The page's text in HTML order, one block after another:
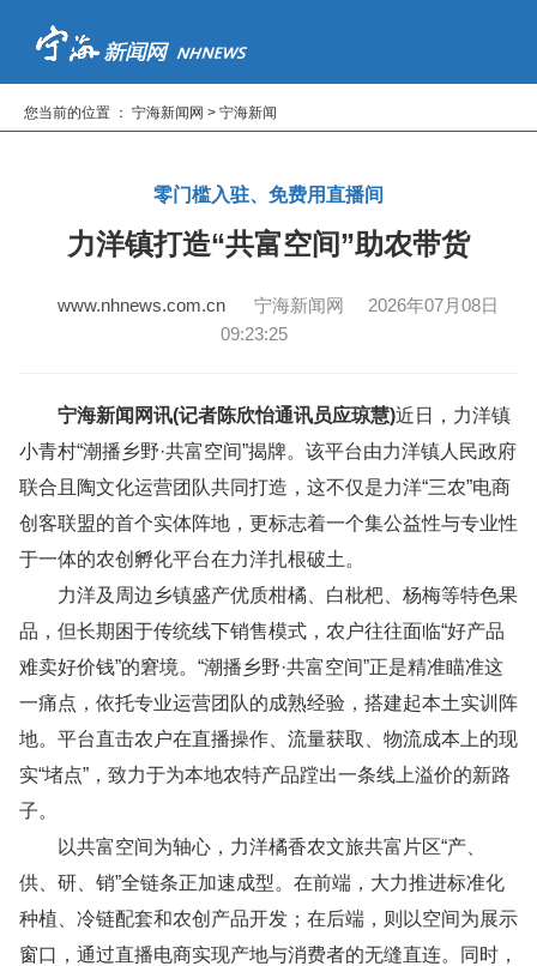
首页 | 新闻 | 专题 | 读报纸
您当前的位置 ： 宁海新闻网 > 宁海新闻
零门槛入驻、免费用直播间
力洋镇打造“共富空间”助农带货
www.nhnews.com.cn宁海新闻网 2026年07月08日
09:23:25
宁海新闻网讯(记者陈欣怡通讯员应琼慧)近日，力洋镇
小青村“潮播乡野·共富空间”揭牌。该平台由力洋镇人民政府
联合且陶文化运营团队共同打造，这不仅是力洋“三农”电商
创客联盟的首个实体阵地，更标志着一个集公益性与专业性
于一体的农创孵化平台在力洋扎根破土。
力洋及周边乡镇盛产优质柑橘、白枇杷、杨梅等特色果
品，但长期困于传统线下销售模式，农户往往面临“好产品
难卖好价钱”的窘境。“潮播乡野·共富空间”正是精准瞄准这
一痛点，依托专业运营团队的成熟经验，搭建起本土实训阵
地。平台直击农户在直播操作、流量获取、物流成本上的现
实“堵点”，致力于为本地农特产品蹚出一条线上溢价的新路
子。
以共富空间为轴心，力洋橘香农文旅共富片区“产、
供、研、销”全链条正加速成型。在前端，大力推进标准化
种植、冷链配套和农创产品开发；在后端，则以空间为展示
窗口，通过直播电商实现产地与消费者的无缝直连。同时，